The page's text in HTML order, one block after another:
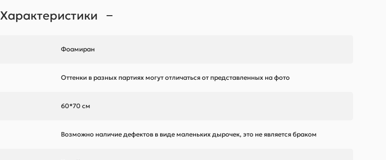
Характеристики
Фоамиран
Оттенки в разных партиях могут отличаться от представленных на фото
60*70 см
Возможно наличие дефектов в виде маленьких дырочек, это не является браком